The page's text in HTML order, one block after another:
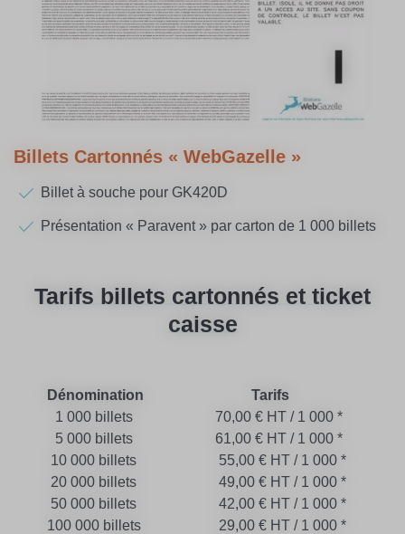
Billets Cartonnés « WebGazelle »
Billet à souche pour GK420D
Présentation « Paravent » par carton de 1 000 billets
Tarifs billets cartonnés et ticket
caisse
Dénomination
Tarifs
1 000 billets
70,00 € HT / 1 000 *
5 000 billets
61,00 € HT / 1 000 *
10 000 billets
55,00 € HT / 1 000 *
20 000 billets
49,00 € HT / 1 000 *
50 000 billets
42,00 € HT / 1 000 *
100 000 billets
29,00 € HT / 1 000 *